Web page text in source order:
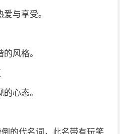
与享受。
风格。
心态。